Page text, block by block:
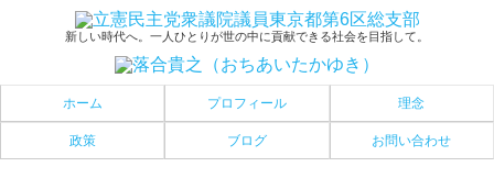
新しい時代へ。一人ひとりが世の中に貢献できる社会を目指して。
ホーム プロフィール 理念
政策 ブログ お問い合わせ